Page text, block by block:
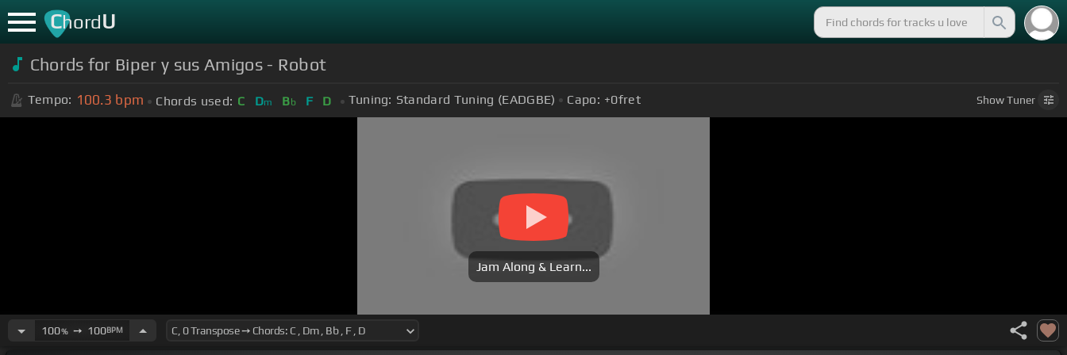
ChordU
Chords for Biper y sus Amigos - Robot
Tempo: 100.3 bpm Chords used: C Dm Bb F D Tuning: Standard Tuning (EADGBE) Capo: +0fret ShowTuner
Jam Along & Learn...
100%➙ 100BPM